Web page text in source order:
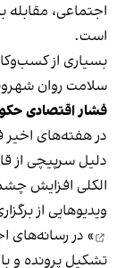
اجتماعی، مقابله
است.
بسیاری از
سلامت روان
فشار اقتصادی
در هفته‌های
دلیل سرپیچی از
الکلی افزایش
ویدیوهایی از
» در رسانه‌های
تشکیل پرونده و